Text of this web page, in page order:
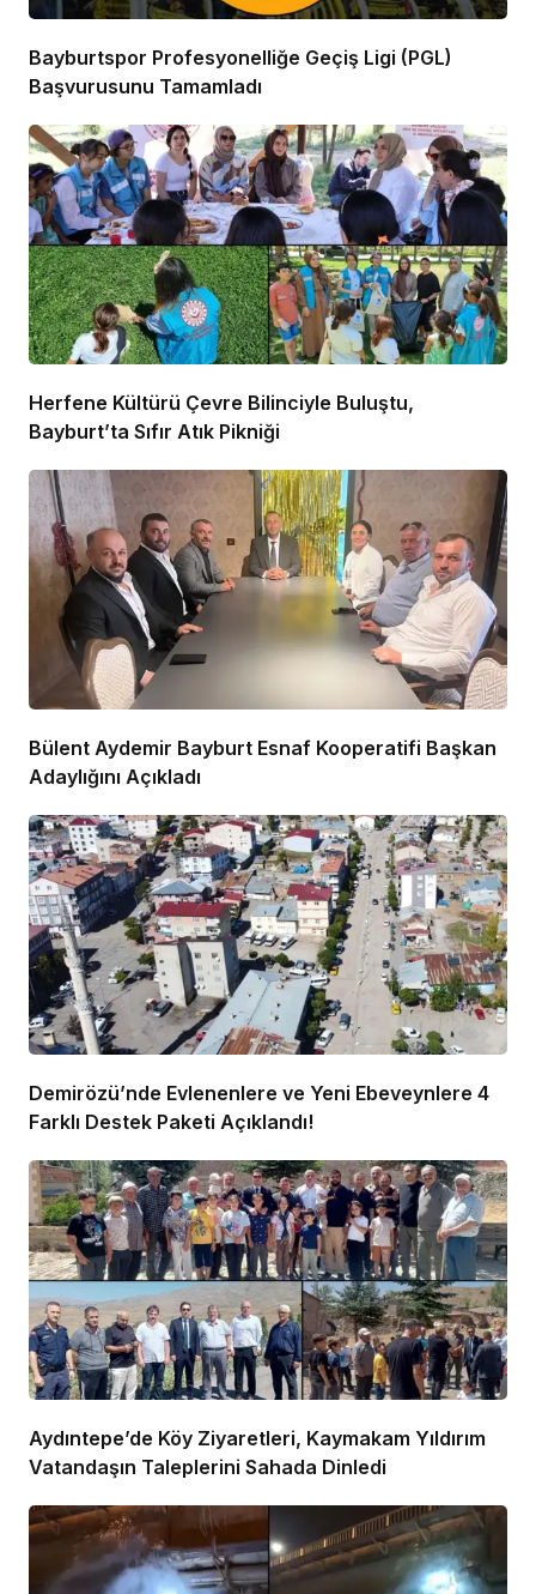
Bayburtspor Profesyonelliğe Geçiş Ligi (PGL)
Başvurusunu Tamamladı
Herfene Kültürü Çevre Bilinciyle Buluştu,
Bayburt’ta Sıfır Atık Pikniği
Bülent Aydemir Bayburt Esnaf Kooperatifi Başkan
Adaylığını Açıkladı
Demirözü’nde Evlenenlere ve Yeni Ebeveynlere 4
Farklı Destek Paketi Açıklandı!
Aydıntepe’de Köy Ziyaretleri, Kaymakam Yıldırım
Vatandaşın Taleplerini Sahada Dinledi